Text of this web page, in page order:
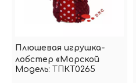
Плюшевая игрушка-
лобстер «Морской
парк»
Модель: ТПКТ0265